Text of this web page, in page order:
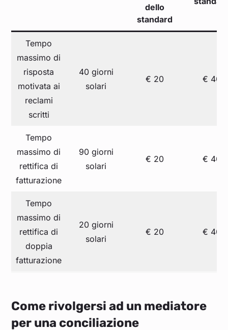
dello
standard
Tempo
massimo di
risposta
motivata ai
reclami
scritti
40 giorni
solari
€ 20 € 40
Tempo
massimo di
rettifica di
fatturazione
90 giorni
solari
€ 20 € 40
Tempo
massimo di
rettifica di
doppia
fatturazione
20 giorni
solari
€ 20 € 40
Come rivolgersi ad un mediatore
per una conciliazione